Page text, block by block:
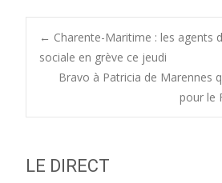
Post
navigation
← Charente-Maritime : les agents
sociale en grève ce jeudi
Bravo à Patricia de Marennes
pour le
LE DIRECT